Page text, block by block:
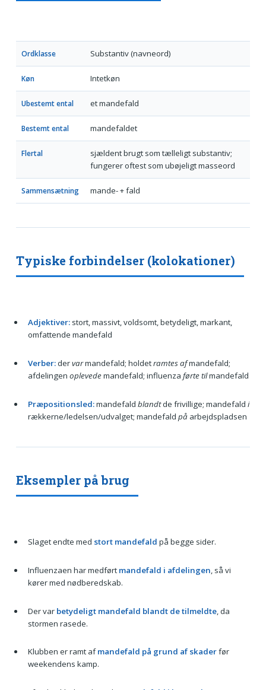
Ordklasse Substantiv (navneord)
Køn Intetkøn
Ubestemt ental et mandefald
Bestemt ental mandefaldet
Flertal
sjældent brugt som tælleligt substantiv;
fungerer oftest som ubøjeligt masseord
Sammensætning mande- + fald
Typiske forbindelser (kolokationer)
Adjektiver:stort, massivt, voldsomt, betydeligt, markant,
omfattende mandefald
Verber:dervarmandefald; holdetramtes afmandefald;
afdelingen oplevedemandefald; influenza førte tilmandefald
Præpositionsled:mandefald blandtde frivillige; mandefald i
rækkerne/ledelsen/udvalget; mandefald påarbejdspladsen
Eksempler på brug
Slaget endte med stort mandefald på begge sider.
Influenzaen har medført mandefald i afdelingen, så vi
kører med nødberedskab.
Der var betydeligt mandefald blandt de tilmeldte, da
stormen rasede.
Klubben er ramt afmandefald på grund af skaderfør
weekendens kamp.